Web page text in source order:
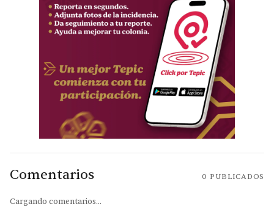
Comentarios 0 PUBLICADOS
Cargando comentarios...